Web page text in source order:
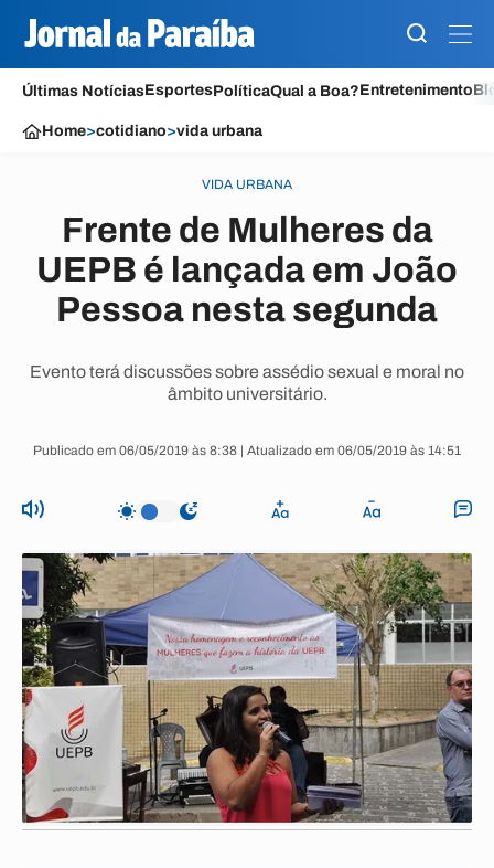
Últimas NotíciasEsportesPolíticaQual a Boa?Entretenimento
Home>cotidiano>vida urbana
VIDA URBANA
Frente de Mulheres da
UEPB é lançada em João
Pessoa nesta segunda
Evento terá discussões sobre assédio sexual e moral no
âmbito universitário.
Publicado em 06/05/2019 às 8:38 | Atualizado em 06/05/2019 às 14:51